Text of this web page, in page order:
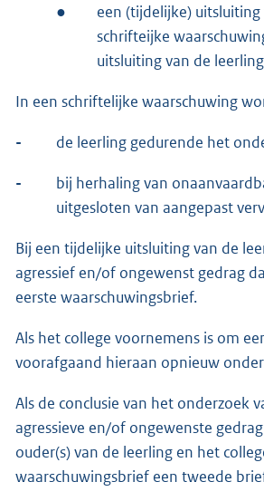
●
een (tijdelijke)
schrifteijke
uitsluiting van de
In een schriftelijke waarschuwing
- de leerling gedurende het
-
bij herhaling van
uitgesloten van aangepast
Bij een tijdelijke uitsluiting van de
agressief en/of ongewenst gedrag
eerste waarschuwingsbrief.
Als het college voornemens is om
voorafgaand hieraan opnieuw
Als de conclusie van het onderzoek
agressieve en/of ongewenste
ouder(s) van de leerling en het
waarschuwingsbrief een tweede